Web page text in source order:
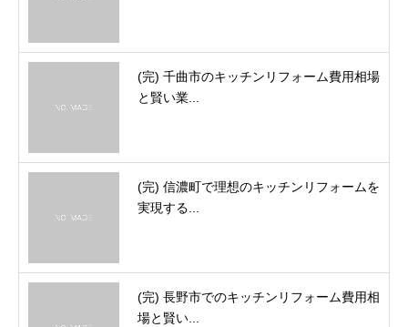
(完) 千曲市のキッチンリフォーム費用相場
と賢い業...
(完) 信濃町で理想のキッチンリフォームを
実現する...
(完) 長野市でのキッチンリフォーム費用相
場と賢い...